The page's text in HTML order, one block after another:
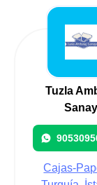
Tuzla
Cajas-